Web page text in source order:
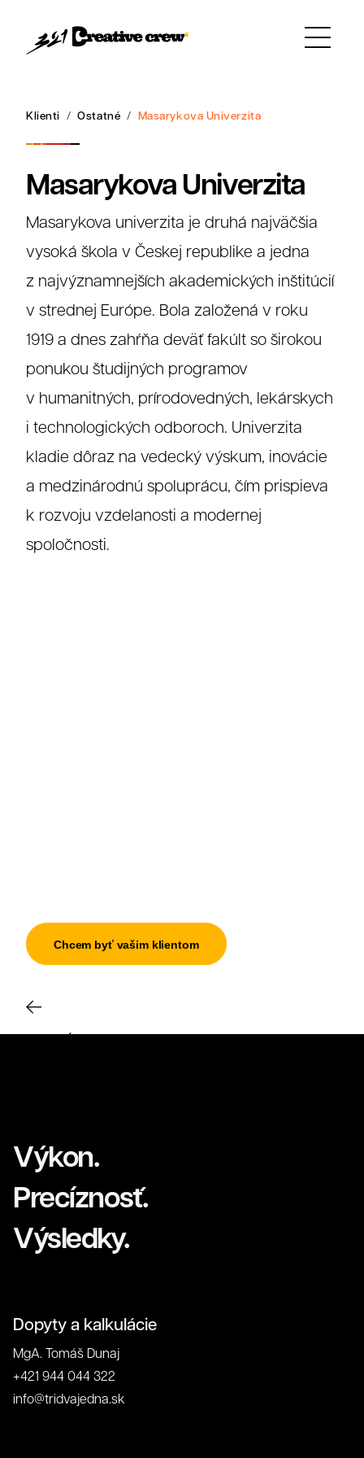
Klienti Ostatné Masarykova Univerzita
Masarykova Univerzita
Masarykova univerzita je druhá najväčšia
vysoká škola v Českej republike a jedna
z najvýznamnejších akademických inštitúcií
v strednej Európe. Bola založená v roku
1919 a dnes zahŕňa deväť fakúlt so širokou
ponukou študijných programov
v humanitných, prírodovedných, lekárskych
i technologických odboroch. Univerzita
kladie dôraz na vedecký výskum, inovácie
a medzinárodnú spoluprácu, čím prispieva
k rozvoju vzdelanosti a modernej
spoločnosti.
Chcem byť vašim klientom
OSTATNÉ
Výkon.
Precíznosť.
Výsledky.
Dopyty a kalkulácie
MgA. Tomáš Dunaj
+421 944 044 322
info@tridvajedna.sk